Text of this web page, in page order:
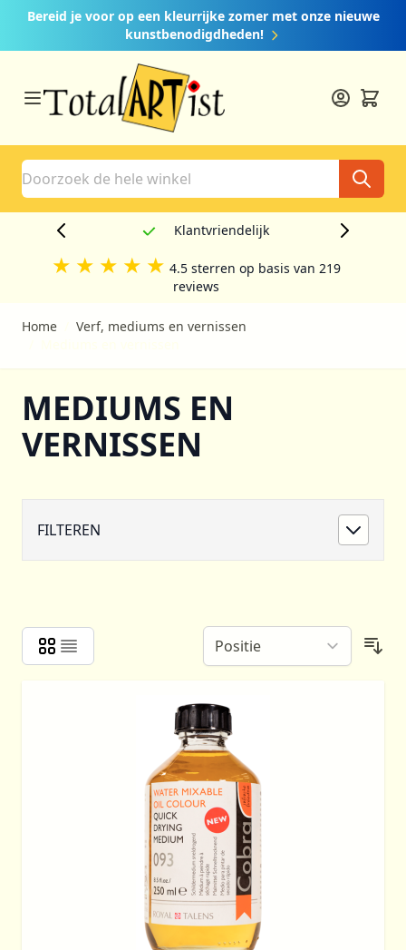
Ga naar de inhoud
Bereid je voor op een kleurrijke zomer met onze nieuwe
kunstbenodigdheden!
Search
Creatief
★ ★ ★ ★ ★ 4.5 sterren op basis van 219
reviews
Home
Verf, mediums en vernissen
MEDIUMS EN
VERNISSEN
FILTEREN